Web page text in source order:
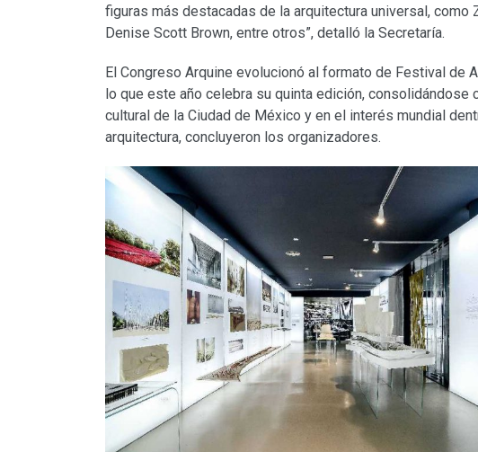
figuras más destacadas de la arquitectura universal, como
Denise Scott Brown, entre otros”, detalló la Secretaría.
El Congreso Arquine evolucionó al formato de Festival de
lo que este año celebra su quinta edición, consolidándose
cultural de la Ciudad de México y en el interés mundial
arquitectura, concluyeron los organizadores.